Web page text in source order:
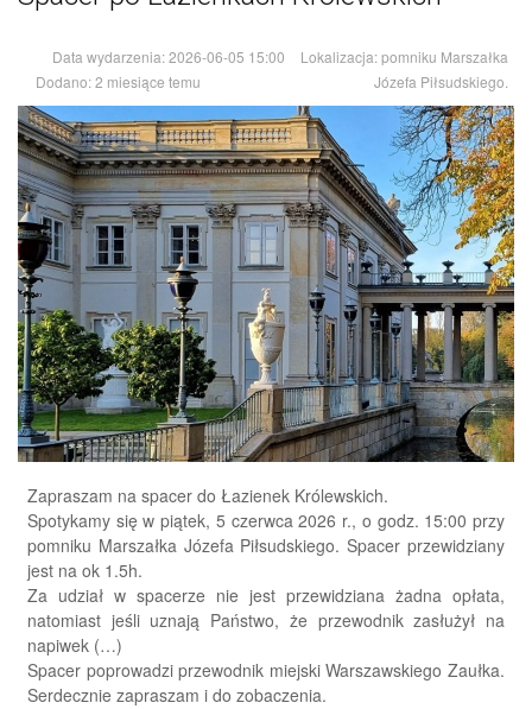
Data wydarzenia:2026-06-05 15:00 Lokalizacja:pomniku Marszałka
Józefa Piłsudskiego.
Dodano:2 miesiące temu
Zapraszam na spacer do Łazienek Królewskich.
Spotykamy się w piątek, 5 czerwca 2026 r., o godz. 15:00 przy
pomniku Marszałka Józefa Piłsudskiego. Spacer przewidziany
jest na ok 1.5h.
Za udział w spacerze nie jest przewidziana żadna opłata,
natomiast jeśli uznają Państwo, że przewodnik zasłużył na
napiwek (…)
Spacer poprowadzi przewodnik miejski Warszawskiego Zaułka.
Serdecznie zapraszam i do zobaczenia.